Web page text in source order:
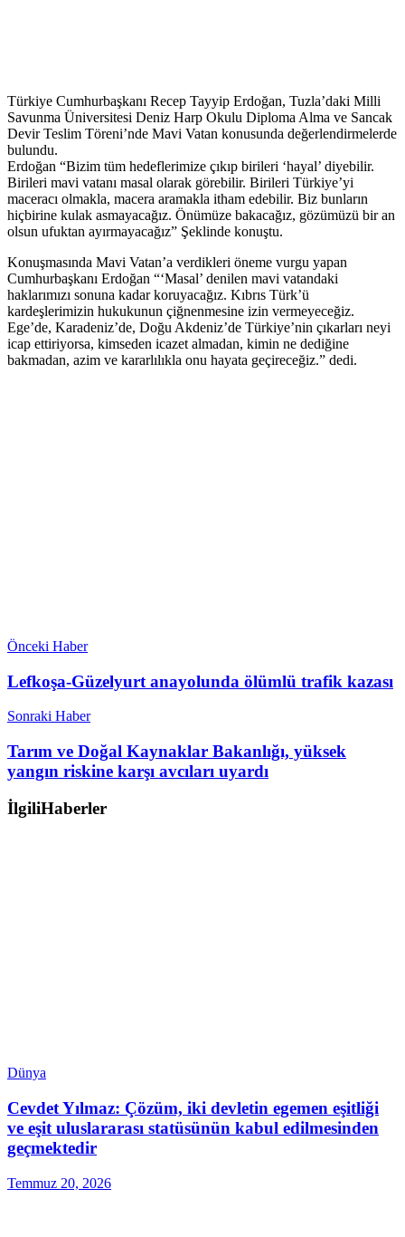
Türkiye Cumhurbaşkanı Recep Tayyip Erdoğan, Tuzla’daki Milli
Savunma Üniversitesi Deniz Harp Okulu Diploma Alma ve Sancak
Devir Teslim Töreni’nde Mavi Vatan konusunda değerlendirmelerde
bulundu.
Erdoğan “Bizim tüm hedeflerimize çıkıp birileri ‘hayal’ diyebilir.
Birileri mavi vatanı masal olarak görebilir. Birileri Türkiye’yi
maceracı olmakla, macera aramakla itham edebilir. Biz bunların
hiçbirine kulak asmayacağız. Önümüze bakacağız, gözümüzü bir an
olsun ufuktan ayırmayacağız” Şeklinde konuştu.
Konuşmasında Mavi Vatan’a verdikleri öneme vurgu yapan
Cumhurbaşkanı Erdoğan “‘Masal’ denilen mavi vatandaki
haklarımızı sonuna kadar koruyacağız. Kıbrıs Türk’ü
kardeşlerimizin hukukunun çiğnenmesine izin vermeyeceğiz.
Ege’de, Karadeniz’de, Doğu Akdeniz’de Türkiye’nin çıkarları neyi
icap ettiriyorsa, kimseden icazet almadan, kimin ne dediğine
bakmadan, azim ve kararlılıkla onu hayata geçireceğiz.” dedi.
Önceki Haber
Lefkoşa-Güzelyurt anayolunda ölümlü trafik kazası
Sonraki Haber
Tarım ve Doğal Kaynaklar Bakanlığı, yüksek
yangın riskine karşı avcıları uyardı
İlgiliHaberler
Dünya
Cevdet Yılmaz: Çözüm, iki devletin egemen eşitliği
ve eşit uluslararası statüsünün kabul edilmesinden
geçmektedir
Temmuz 20, 2026